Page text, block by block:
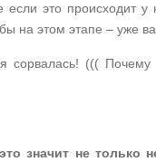
это происходит у
на этом этапе – уже
я сорвалась! (((
значит не только